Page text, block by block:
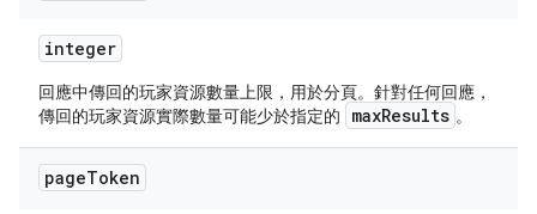
integer
回應中傳回的玩家資源數量上限，用於分頁。針對任何回應，
傳回的玩家資源實際數量可能少於指定的
maxResults 。
pageToken